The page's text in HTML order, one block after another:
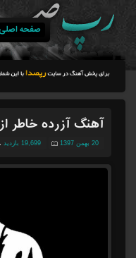
صفحه
آهنگ آزرده خاطر
20 بهمن 1397 19,699 بازدید